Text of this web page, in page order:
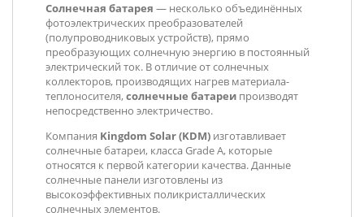
Солнечная батарея — несколько объединённых
фотоэлектрических преобразователей
(полупроводниковых устройств), прямо
преобразующих солнечную энергию в постоянный
электрический ток. В отличие от солнечных
коллекторов, производящих нагрев материала-
теплоносителя,солнечные батареи производят
непосредственно электричество.
Компания Kingdom Solar (KDM) изготавливает
солнечные батареи, класса Grade A, которые
относятся к первой категории качества. Данные
солнечные панели изготовлены из
высокоэффективных поликристаллических
солнечных элементов.